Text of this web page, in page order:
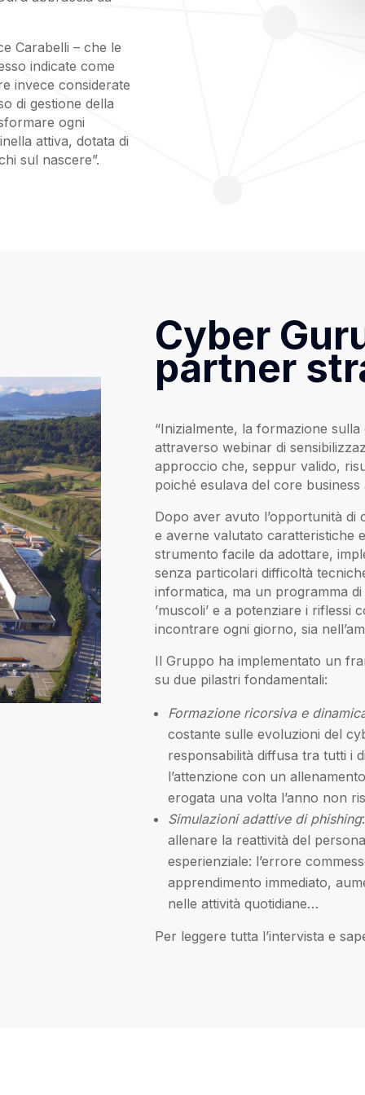
Carabelli – che le
indicate come
invece considerate
di gestione della
ogni
attiva, dotata di
sul nascere”.
Cyber
partner
“Inizialmente, la formazione
attraverso webinar di
approccio che, seppur valido,
poiché esulava del core business
Dopo aver avuto l’opportunità
e averne valutato caratteristiche
strumento facile da adottare,
senza particolari difficoltà
informatica, ma un programma
’muscoli’ e a potenziare i
incontrare ogni giorno, sia
Il Gruppo ha implementato un
su due pilastri fondamentali:
Formazione ricorsiva e
costante sulle evoluzioni del
responsabilità diffusa tra tutti i
l’attenzione con un
erogata una volta l’anno non
Simulazioni adattive di phishing
allenare la reattività del
esperienziale: l’errore
apprendimento immediato,
nelle attività quotidiane…
Per leggere tutta l’intervista e